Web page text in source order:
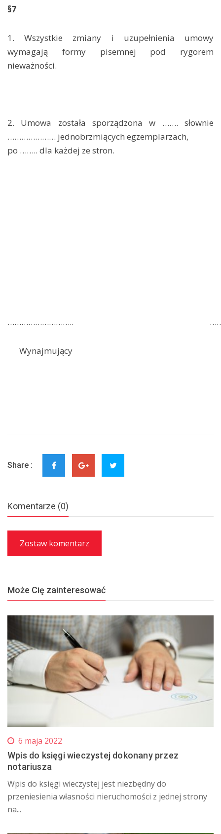
§7
1. Wszystkie zmiany i uzupełnienia umowy
wymagają formy pisemnej pod rygorem
nieważności.
2. Umowa została sporządzona w ……. słownie
………………… jednobrzmiących egzemplarzach,
po …….. dla każdej ze stron.
………………………..
Wynajmujący
Share :
Komentarze (0)
Zostaw komentarz
Może Cię zainteresować
6 maja 2022
Wpis do księgi wieczystej dokonany przez
notariusza
Wpis do księgi wieczystej jest niezbędny do
przeniesienia własności nieruchomości z jednej strony
na...